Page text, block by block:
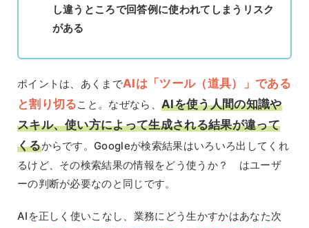
し違うところで回答例に使われてしまうリスク
がある
ポイントは、あくまでAIは「ツール（道具）」である
と割り切ること。なぜなら、AIを使う人間の知識や
スキル、使い方によって生成される結果が違って
くるからです。Googleが検索結果はいろいろ出してくれ
るけど、その検索結果の情報をどう使うか？ はユーザ
ーの判断が必要なのと同じです。
AIを正しく使いこなし、業務にどう生かすかはあなた次